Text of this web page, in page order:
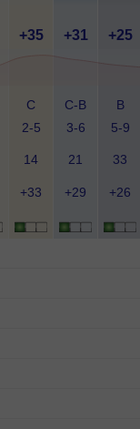
+35 +31 +25
С
2-5
С-В
3-6
В
5-9
14 21 33
+33 +29 +26